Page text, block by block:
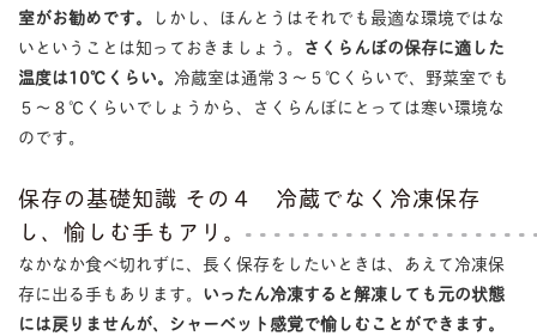
室がお勧めです。
しかし、ほんとうはそれでも最適な環境ではな
いということは知っておきましょう。 さくらんぼの保存に適した
温度は10℃くらい。 冷蔵室は通常３〜５℃くらいで、野菜室でも
５〜８℃くらいでしょうから、さくらんぼにとっては寒い環境な
のです。
保存の基礎知識 その４ 冷蔵でなく冷凍保存
し、愉しむ手もアリ。
なかなか食べ切れずに、長く保存をしたいときは、あえて冷凍保
存に出る手もあります。 いったん冷凍すると解凍しても元の状態
には戻りませんが、シャーベット感覚で愉しむことができます。